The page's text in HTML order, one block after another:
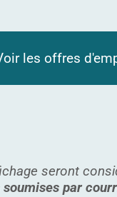
les offres
seront
par